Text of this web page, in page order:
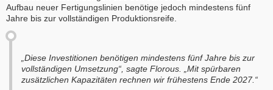
Aufbau neuer Fertigungslinien benötige jedoch mindestens fünf
Jahre bis zur vollständigen Produktionsreife.
„Diese Investitionen benötigen mindestens fünf Jahre bis zur
vollständigen Umsetzung“, sagte Florous. „Mit spürbaren
zusätzlichen Kapazitäten rechnen wir frühestens Ende 2027.“